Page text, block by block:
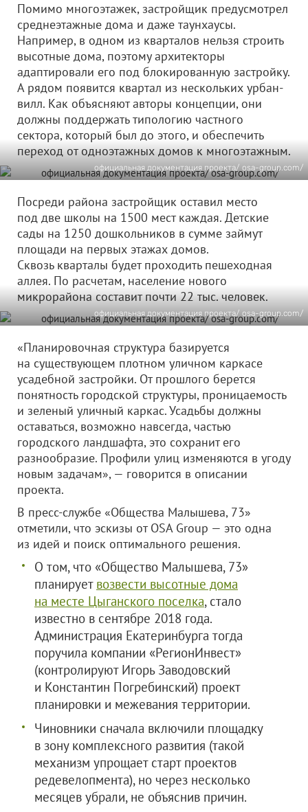
Помимо многоэтажек, застройщик предусмотрел
среднеэтажные дома и даже таунхаусы.
Например, в одном из кварталов нельзя строить
высотные дома, поэтому архитекторы
адаптировали его под блокированную застройку.
А рядом появится квартал из нескольких урбан-
вилл. Как объясняют авторы концепции, они
должны поддержать типологию частного
сектора, который был до этого, и обеспечить
переход от одноэтажных домов к многоэтажным.
официальная документация проекта/ osa-group.com/
Посреди района застройщик оставил место
под две школы на 1500 мест каждая. Детские
сады на 1250 дошкольников в сумме займут
площади на первых этажах домов.
Сквозь кварталы будет проходить пешеходная
аллея. По расчетам, население нового
микрорайона составит почти 22 тыс. человек.
официальная документация проекта/ osa-group.com/
«Планировочная структура базируется
на существующем плотном уличном каркасе
усадебной застройки. От прошлого берется
понятность городской структуры, проницаемость
и зеленый уличный каркас. Усадьбы должны
оставаться, возможно навсегда, частью
городского ландшафта, это сохранит его
разнообразие. Профили улиц изменяются в угоду
новым задачам», — говорится в описании
проекта.
В пресс-службе «Общества Малышева, 73»
отметили, что эскизы от OSA Group — это одна
из идей и поиск оптимального решения.
О том, что «Общество Малышева, 73»
планирует возвести высотные дома
на месте Цыганского поселка, стало
известно в сентябре 2018 года.
Администрация Екатеринбурга тогда
поручила компании «РегионИнвест»
(контролируют Игорь Заводовский
и Константин Погребинский) проект
планировки и межевания территории.
Чиновники сначала включили площадку
в зону комплексного развития (такой
механизм упрощает старт проектов
редевелопмента), но через несколько
месяцев убрали, не объяснив причин.